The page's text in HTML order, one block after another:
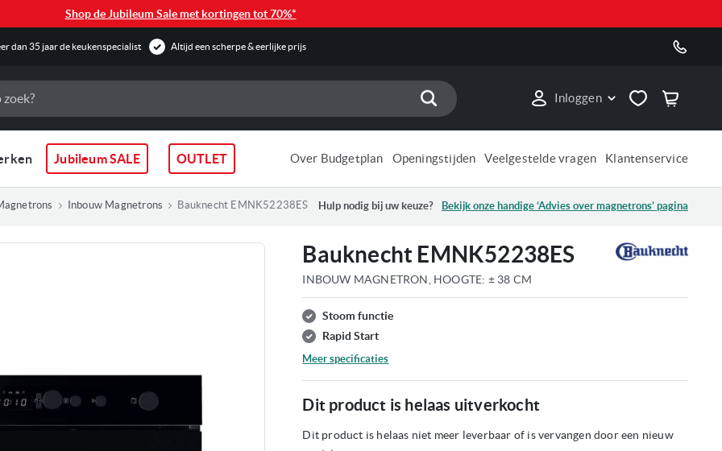
Shop de Jubileum Sale met kortingen tot 70%*
dan 35 jaar de keukenspecialist Altijd een scherpe & eerlijke prijs
Zoek Inloggen
Jubileum SALE OUTLET Over Budgetplan Openingstijden Veelgestelde vragen Klantenservice
Inbouw Magnetrons Bauknecht EMNK52238ES Hulp nodig bij uw keuze? Bekijk onze handige ‘Advies over magnetrons’ pagina
Bauknecht EMNK52238ES
INBOUW MAGNETRON, HOOGTE: ± 38 CM
Stoom functie
Rapid Start
Meer specificaties
Dit product is helaas uitverkocht
Dit product is helaas niet meer leverbaar of is vervangen door een nieuw